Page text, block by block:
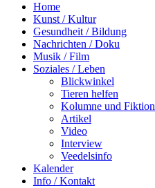
Home
Kunst / Kultur
Gesundheit / Bildung
Nachrichten / Doku
Musik / Film
Soziales / Leben
Blickwinkel
Tieren helfen
Kolumne und Fiktion
Artikel
Video
Interview
Veedelsinfo
Kalender
Info / Kontakt